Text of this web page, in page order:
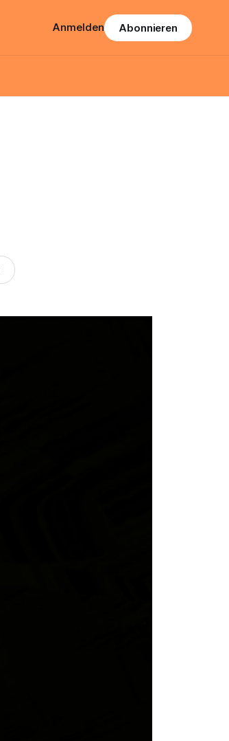
Anmelden Abonnieren